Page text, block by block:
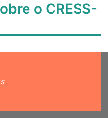
o CRESS-